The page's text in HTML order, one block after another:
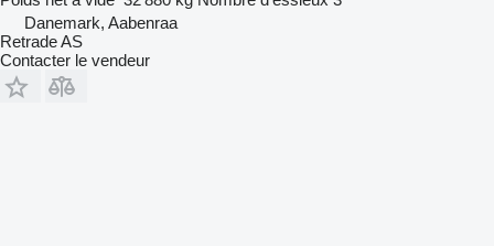
Danemark, Aabenraa
Retrade AS
Contacter le vendeur